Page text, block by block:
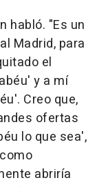
habló. "Es un
Madrid, para
el
y a mí
Creo que,
ofertas
lo que sea',
abriría